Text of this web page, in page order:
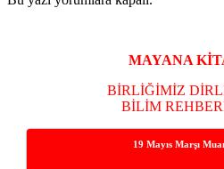
MAYANA
BİRLİĞİMİZ
BİLİM
19 Mayıs Marşı